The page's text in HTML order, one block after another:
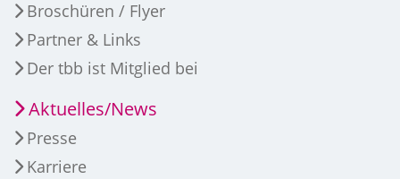
Broschüren / Flyer
Partner & Links
Der tbb ist Mitglied bei
Aktuelles/News
Presse
Karriere